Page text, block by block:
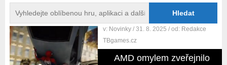
v: Novinky / 31. 8. 2025 / od: Redakce
TBgames.cz
AMD omylem zveřejnilo